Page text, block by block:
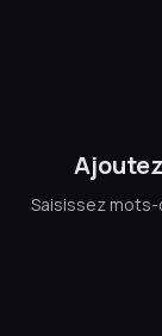
Saisissez